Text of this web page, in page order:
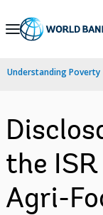
Skip
Navigation
Understanding Poverty
the
Agri-